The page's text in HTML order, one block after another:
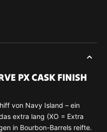
PX CASK FINISH
von Navy Island – ein
extra lang (XO = Extra
in Bourbon-Barrels reifte.